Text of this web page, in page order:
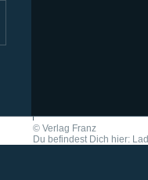
© Verlag Franz
Du befindest Dich hier: